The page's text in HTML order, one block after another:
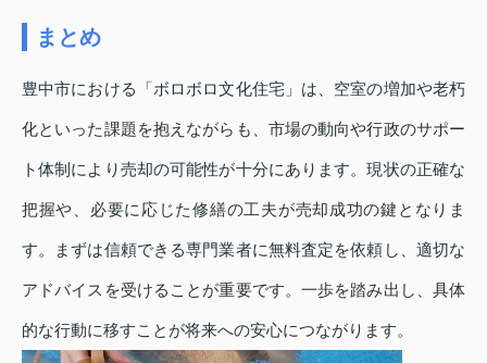
まとめ
豊中市における「ボロボロ文化住宅」は、空室の増加や老朽
化といった課題を抱えながらも、市場の動向や行政のサポー
ト体制により売却の可能性が十分にあります。現状の正確な
把握や、必要に応じた修繕の工夫が売却成功の鍵となりま
す。まずは信頼できる専門業者に無料査定を依頼し、適切な
アドバイスを受けることが重要です。一歩を踏み出し、具体
的な行動に移すことが将来への安心につながります。